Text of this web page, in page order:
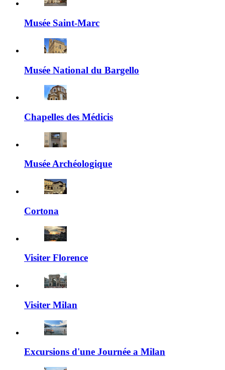
Musée Saint-Marc
Musée National du Bargello
Chapelles des Médicis
Musée Archéologique
Cortona
Visiter Florence
Visiter Milan
Excursions d'une Journée a Milan